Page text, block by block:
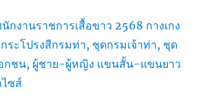
กงานราชการเสื้อขาว 2568 กางเกง
ระโปรงสีกรมท่า, ชุดกรมเจ้าท่า, ชุด
กชน, ผู้ชาย-ผู้หญิง แขนสั้น-แขนยาว
ซส์